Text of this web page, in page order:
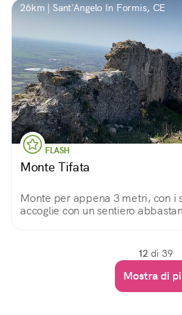
26km | Sant'Angelo In Formis, CE
FLASH
Monte Tifata
Monte per appena 3 metri, con i
accoglie con un sentiero
12 di 39
Mostra di